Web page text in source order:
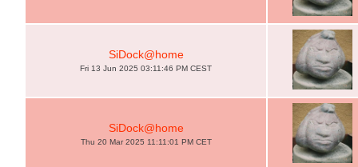
SiDock@home
Fri 13 Jun 2025 03:11:46 PM CEST
SiDock@home
Thu 20 Mar 2025 11:11:01 PM CET